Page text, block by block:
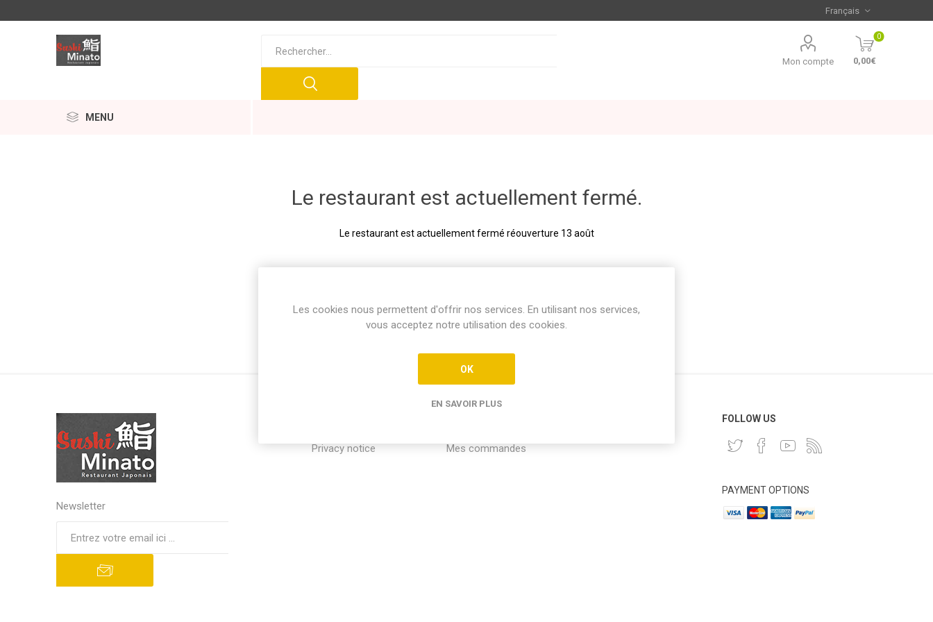
Mon compte
0
0,00€
MENU
Le restaurant est actuellement fermé.
Le restaurant est actuellement fermé réouverture 13 août
Newsletter
Privacy notice Mes commandes
FOLLOW US
PAYMENT OPTIONS
Les cookies nous permettent d'offrir nos services. En utilisant nos services,
vous acceptez notre utilisation des cookies.
OK
EN SAVOIR PLUS